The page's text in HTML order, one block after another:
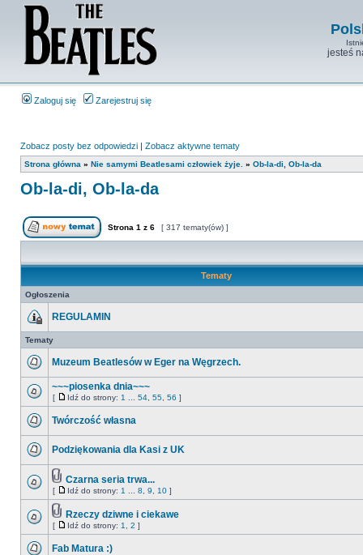
jesteś
Zaloguj się Zarejestruj się
Zobacz posty bez odpowiedzi | Zobacz aktywne tematy
Strona główna » Nie samymi Beatlesami człowiek żyje. » Ob-la-di, Ob-la-da
Ob-la-di, Ob-la-da
Strona 1 z 6 [ 317 tematy(ów) ]
Tematy
Ogłoszenia
REGULAMIN
Tematy
Muzeum Beatlesów w Eger na Węgrzech.
~~~piosenka dnia~~~
[ Idź do strony: 1 54 55 56 ]
Twórczość własna
Podziękowania dla Kasi z UK
Czarna seria trwa...
[ Idź do strony: 1 8 9 10 ]
Rzeczy dziwne i ciekawe
[ Idź do strony: 1 2 ]
Fab Matura :)